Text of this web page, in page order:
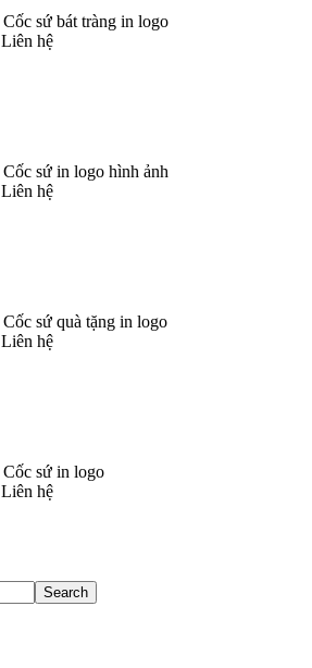
Cốc sứ bát tràng in logo
Liên hệ
Cốc sứ in logo hình ảnh
Liên hệ
Cốc sứ quà tặng in logo
Liên hệ
Cốc sứ in logo
Liên hệ